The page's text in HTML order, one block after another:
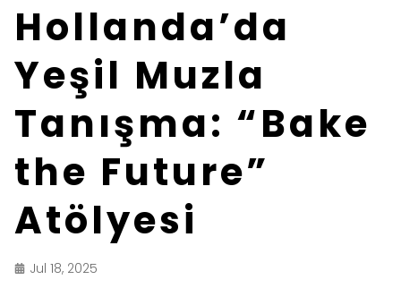
Hollanda’da
Yeşil Muzla
Tanışma: “Bake
the Future”
Atölyesi
Jul 18, 2025